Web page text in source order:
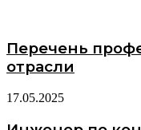
Перечень
отрасли
17.05.2025